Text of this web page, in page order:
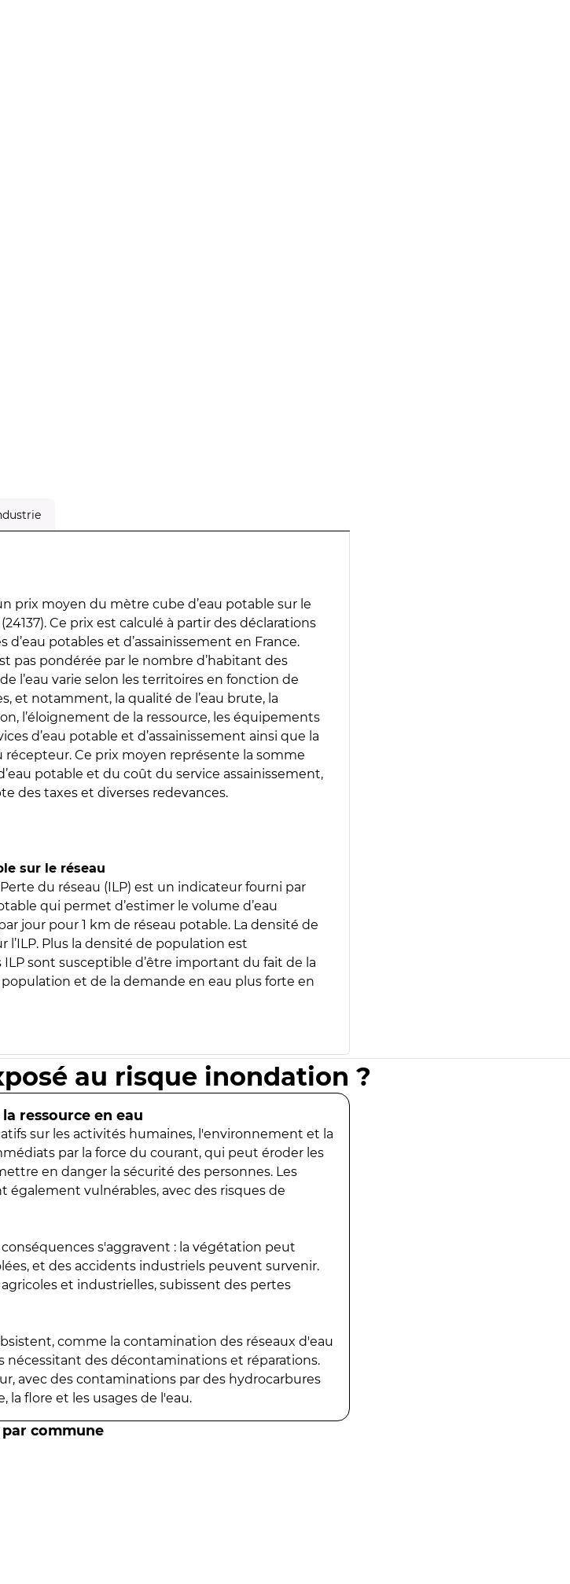
prix moyen du mètre cube d’eau potable sur le
Ce prix est calculé à partir des déclarations
d’eau potables et d’assainissement en France.
pas pondérée par le nombre d’habitant des
l’eau varie selon les territoires en fonction de
et notamment, la qualité de l’eau brute, la
l’éloignement de la ressource, les équipements
d’eau potable et d’assainissement ainsi que la
Ce prix moyen représente la somme
potable et du coût du service assainissement,
des taxes et diverses redevances.
sur le réseau
Perte du réseau (ILP) est un indicateur fourni par
qui permet d’estimer le volume d’eau
jour pour 1 km de réseau potable. La densité de
l’ILP. Plus la densité de population est
sont susceptible d’être important du fait de la
et de la demande en eau plus forte en
au risque inondation ?
ressource en eau
sur les activités humaines, l'environnement et la
par la force du courant, qui peut éroder les
en danger la sécurité des personnes. Les
également vulnérables, avec des risques de
s'aggravent : la végétation peut
et des accidents industriels peuvent survenir.
et industrielles, subissent des pertes
comme la contamination des réseaux d'eau
des décontaminations et réparations.
avec des contaminations par des hydrocarbures
la flore et les usages de l'eau.
commune